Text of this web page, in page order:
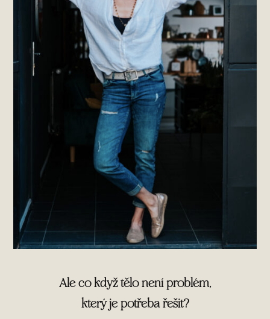
Ale co když tělo není problém,
který je potřeba řešit?